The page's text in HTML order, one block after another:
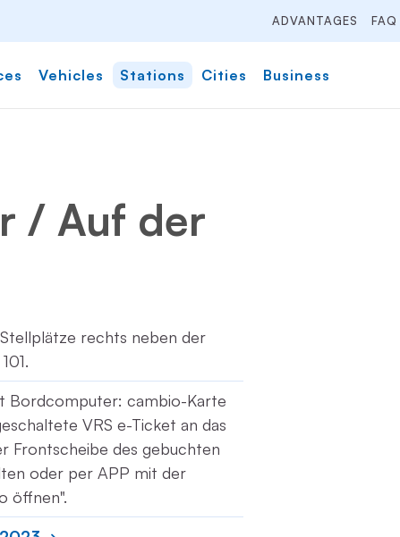
ADVANTAGES FAQ
Vehicles Stations Cities Business
/ Auf der
rechts neben der
Bordcomputer: cambio-Karte
VRS e-Ticket an das
Frontscheibe des gebuchten
oder per APP mit der
öffnen".